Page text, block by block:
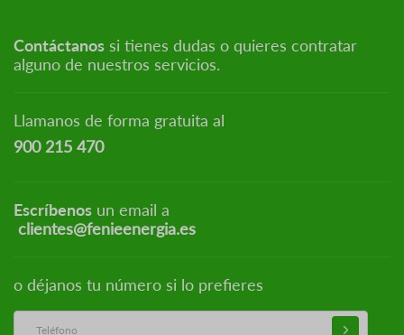
Contáctanos si tienes dudas o quieres contratar
alguno de nuestros servicios.
Llamanos de forma gratuita al
900 215 470
Escríbenos un email a
clientes@fenieenergia.es
o déjanos tu número si lo prefieres